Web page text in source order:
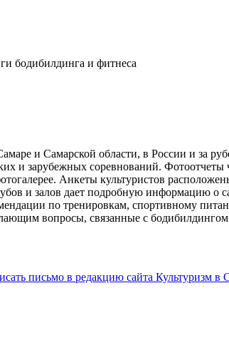
бодибилдинга и фитнеса
и Самарской области, в России и за
и зарубежных соревнований.
Анкеты культуристов
и залов дает подробную информацию о
по тренировкам, спортивному
вопросы, связанные с